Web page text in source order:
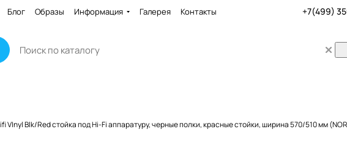
Блог Образы Информация Галерея Контакты +7(499)
VInyl Blk/Red стойка под Hi-Fi аппаратуру, черные полки, красные стойки, ширина 570/510 мм